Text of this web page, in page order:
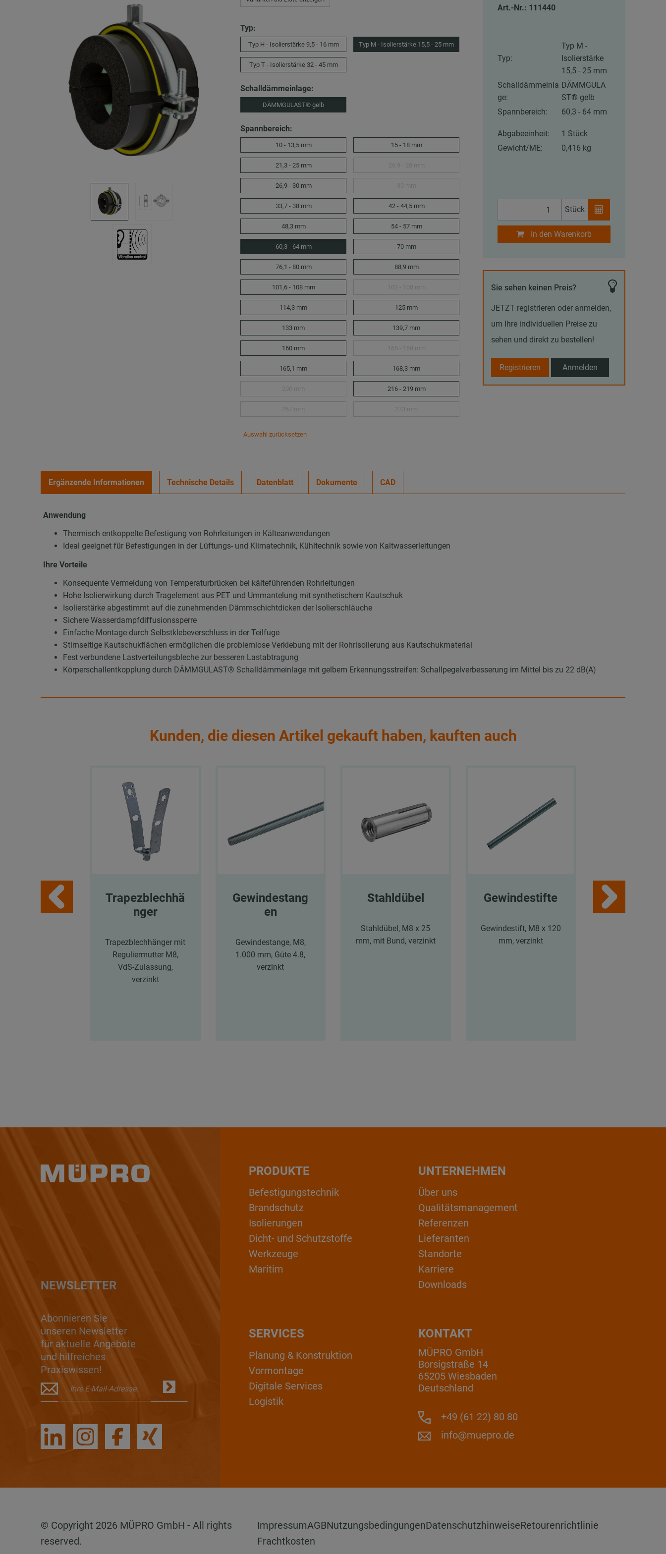
Typ:
Typ H - Isolierstärke 9,5 - 16 mm Typ M - Isolierstärke 15,5 - 25 mm
Typ T - Isolierstärke 32 - 45 mm
Schalldämmeinlage:
DÄMMGULAST® gelb
Spannbereich:
10 - 13,5 mm 15 - 18 mm
21,3 - 25 mm
26,9 - 30 mm
33,7 - 38 mm 42 - 44,5 mm
48,3 mm 54 - 57 mm
60,3 - 64 mm 70 mm
76,1 - 80 mm 88,9 mm
101,6 - 108 mm
114,3 mm 125 mm
133 mm 139,7 mm
160 mm
165,1 mm 168,3 mm
216 - 219 mm
Auswahl zurücksetzen
Art.-Nr.: 111440
Typ:
Typ M -
Isolierstärke
15,5 - 25 mm
Schalldämmeinla
ge:
DÄMMGULA
ST® gelb
Spannbereich:
60,3 - 64 mm
Abgabeeinheit:
1 Stück
Gewicht/ME:
0,416 kg
Stück
In den Warenkorb
Sie sehen keinen Preis?
JETZT registrieren oder anmelden,
um Ihre individuellen Preise zu
sehen und direkt zu bestellen!
Registrieren Anmelden
Ergänzende Informationen Technische Details Datenblatt Dokumente CAD
Anwendung
Thermisch entkoppelte Befestigung von Rohrleitungen in Kälteanwendungen
Ideal geeignet für Befestigungen in der Lüftungs- und Klimatechnik, Kühltechnik sowie von Kaltwasserleitungen
Ihre Vorteile
Konsequente Vermeidung von Temperaturbrücken bei kälteführenden Rohrleitungen
Hohe Isolierwirkung durch Tragelement aus PET und Ummantelung mit synthetischem Kautschuk
Isolierstärke abgestimmt auf die zunehmenden Dämmschichtdicken der Isolierschläuche
Sichere Wasserdampfdiffusionssperre
Einfache Montage durch Selbstklebeverschluss in der Teilfuge
Stirnseitige Kautschukflächen ermöglichen die problemlose Verklebung mit der Rohrisolierung aus Kautschukmaterial
Fest verbundene Lastverteilungsbleche zur besseren Lastabtragung
Körperschallentkopplung durch DÄMMGULAST® Schalldämmeinlage mit gelbem Erkennungsstreifen: Schallpegelverbesserung im Mittel bis zu 22 dB(A)
Kunden, die diesen Artikel gekauft haben, kauften auch
Trapezblechhä
nger
Trapezblechhänger mit
Reguliermutter M8,
VdS-Zulassung,
verzinkt
Gewindestang
en
Gewindestange, M8,
1.000 mm, Güte 4.8,
verzinkt
Stahldübel
Stahldübel, M8 x 25
mm, mit Bund, verzinkt
Gewindestifte
Gewindestift, M8 x 120
mm, verzinkt
NEWSLETTER
Abonnieren Sie
unseren Newsletter
für aktuelle Angebote
und hilfreiches
Praxiswissen!
PRODUKTE
Befestigungstechnik
Brandschutz
Isolierungen
Dicht- und Schutzstoffe
Werkzeuge
Maritim
UNTERNEHMEN
Über uns
Qualitätsmanagement
Referenzen
Lieferanten
Standorte
Karriere
Downloads
KONTAKT
MÜPRO GmbH
Borsigstraße 14
65205 Wiesbaden
Deutschland
+49 (61 22) 80 80
info@muepro.de
SERVICES
Planung & Konstruktion
Vormontage
Digitale Services
Logistik
© Copyright 2026 MÜPRO GmbH - All rights
reserved.
ImpressumAGBNutzungsbedingungenDatenschutzhinweiseRetourenrichtlinie
Frachtkosten